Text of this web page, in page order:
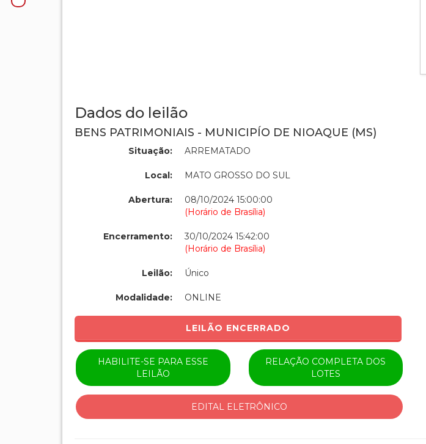
Dados do leilão
BENS PATRIMONIAIS - MUNICIPÍO DE NIOAQUE (MS)
Situação: ARREMATADO
Local: MATO GROSSO DO SUL
Abertura:
08/10/2024 15:00:00
(Horário de Brasília)
Encerramento:
30/10/2024 15:42:00
(Horário de Brasília)
Leilão: Único
Modalidade: ONLINE
LEILÃO ENCERRADO
HABILITE-SE PARA ESSE
LEILÃO
RELAÇÃO COMPLETA DOS
LOTES
EDITAL ELETRÔNICO